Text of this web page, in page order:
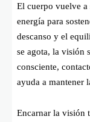
El cuerpo vuelve
energía para
descanso y el
se agota, la visión
consciente,
ayuda a mantener
Encarnar la visión